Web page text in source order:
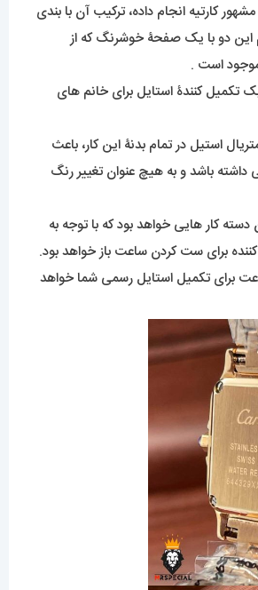
کارتیه انجام داده، ترکیب آن با بندی
این دو با یک صفحۀ خوشرنگ که از
است .
تکمیل کنندۀ استایل برای خانم های
استیل در تمام بدنۀ این کار، باعث
داشته باشد و به هیچ عنوان تغییر رنگ
کار هایی خواهد بود که با توجه به
برای ست کردن ساعت باز خواهد بود.
برای تکمیل استایل رسمی شما خواهد